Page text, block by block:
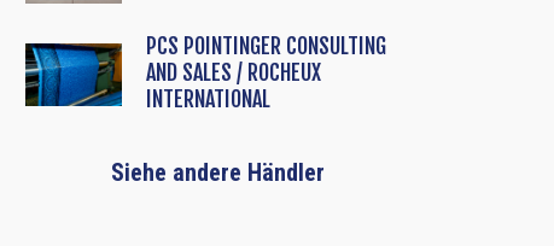
PCS POINTINGER CONSULTING
AND SALES / ROCHEUX
INTERNATIONAL
Siehe andere Händler